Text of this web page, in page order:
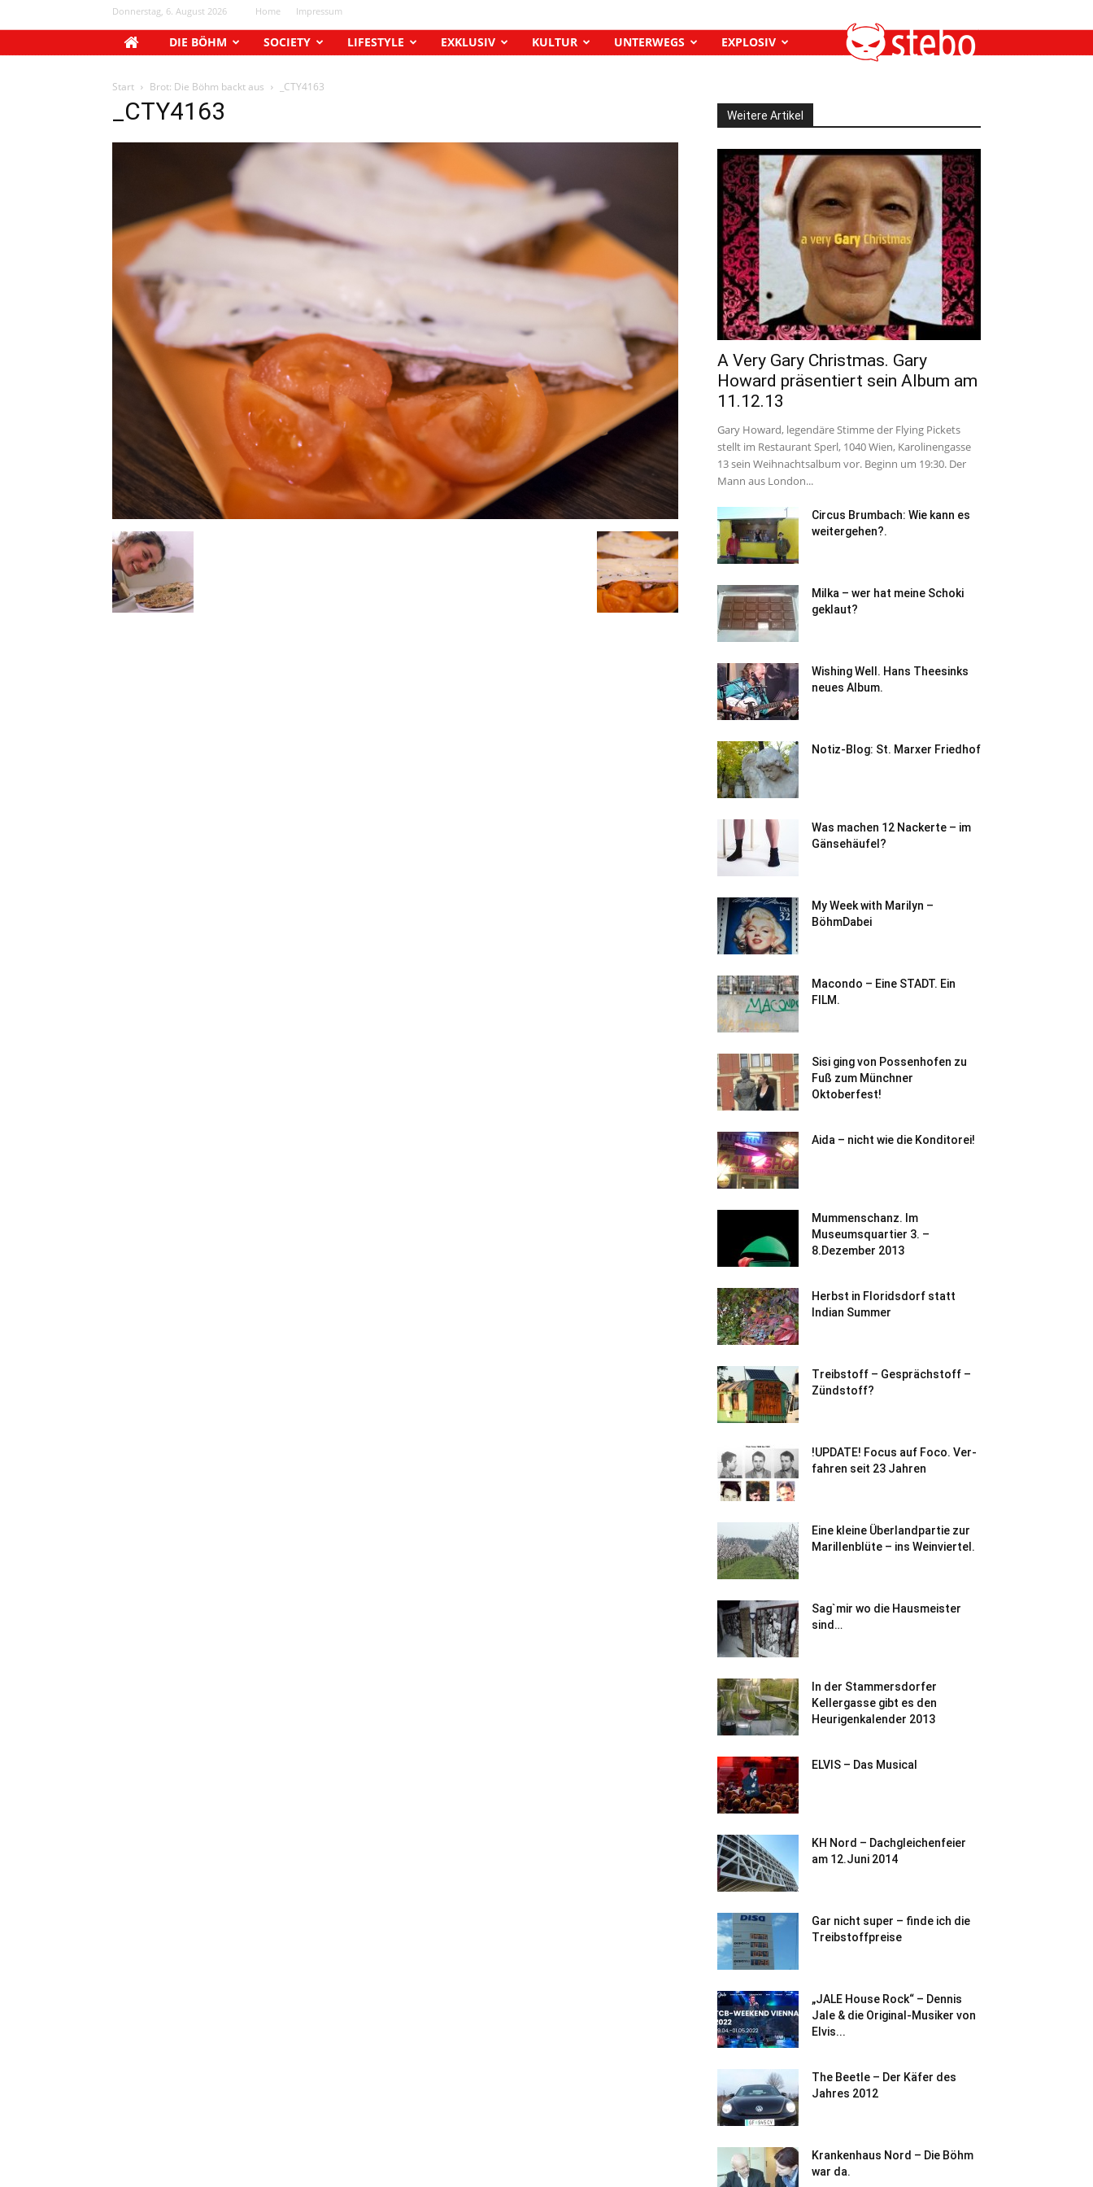
Donnerstag, 6. August 2026 Home Impressum
DIE BÖHM SOCIETY LIFESTYLE EXKLUSIV KULTUR UNTERWEGS EXPLOSIV
Start Brot: Die Böhm backt aus _CTY4163
_CTY4163 Weitere Artikel
A Very Gary Christmas. Gary
Howard präsentiert sein Album am
11.12.13
Gary Howard, legendäre Stimme der Flying Pickets
stellt im Restaurant Sperl, 1040 Wien, Karolinengasse
13 sein Weihnachtsalbum vor. Beginn um 19:30. Der
Mann aus London...
Circus Brumbach: Wie kann es
weitergehen?.
Milka – wer hat meine Schoki
geklaut?
Wishing Well. Hans Theesinks
neues Album.
Notiz-Blog: St. Marxer Friedhof
Was machen 12 Nackerte – im
Gänsehäufel?
My Week with Marilyn –
BöhmDabei
Macondo – Eine STADT. Ein
FILM.
Sisi ging von Possenhofen zu
Fuß zum Münchner
Oktoberfest!
Aida – nicht wie die Konditorei!
Mummenschanz. Im
Museumsquartier 3. –
8.Dezember 2013
Herbst in Floridsdorf statt
Indian Summer
Treibstoff – Gesprächstoff –
Zündstoff?
!UPDATE! Focus auf Foco. Ver-
fahren seit 23 Jahren
Eine kleine Überlandpartie zur
Marillenblüte – ins Weinviertel.
Sag`mir wo die Hausmeister
sind…
In der Stammersdorfer
Kellergasse gibt es den
Heurigenkalender 2013
ELVIS – Das Musical
KH Nord – Dachgleichenfeier
am 12.Juni 2014
Gar nicht super – finde ich die
Treibstoffpreise
„JALE House Rock“ – Dennis
Jale & die Original-Musiker von
Elvis...
The Beetle – Der Käfer des
Jahres 2012
Krankenhaus Nord – Die Böhm
war da.